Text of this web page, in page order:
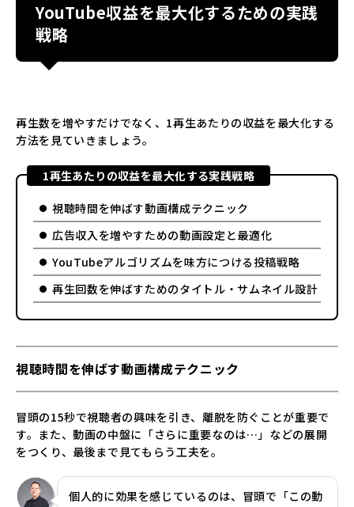
YouTube収益を最大化するための実践
戦略
再生数を増やすだけでなく、1再生あたりの収益を最大化する
方法を見ていきましょう。
1再生あたりの収益を最大化する実践戦略
視聴時間を伸ばす動画構成テクニック
広告収入を増やすための動画設定と最適化
YouTubeアルゴリズムを味方につける投稿戦略
再生回数を伸ばすためのタイトル・サムネイル設計
視聴時間を伸ばす動画構成テクニック
冒頭の15秒で視聴者の興味を引き、離脱を防ぐことが重要で
す。また、動画の中盤に「さらに重要なのは…」などの展開
をつくり、最後まで見てもらう工夫を。
個人的に効果を感じているのは、冒頭で「この動